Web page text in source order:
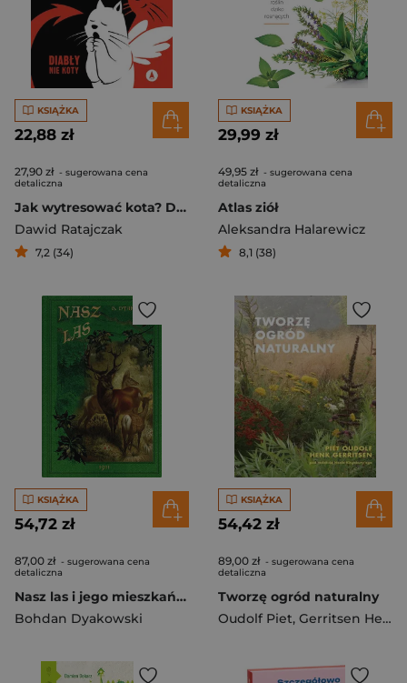
KSIĄŻKA
22,88 zł
27,90 zł - sugerowana cena
detaliczna
Jak wytresować kota? Diabły nie koty
Dawid Ratajczak
7,2 (34)
KSIĄŻKA
29,99 zł
49,95 zł - sugerowana cena
detaliczna
Atlas ziół
Aleksandra Halarewicz
8,1 (38)
KSIĄŻKA
54,72 zł
87,00 zł - sugerowana cena
detaliczna
Nasz las i jego mieszkańcy
Bohdan Dyakowski
KSIĄŻKA
54,42 zł
89,00 zł - sugerowana cena
detaliczna
Tworzę ogród naturalny
Oudolf Piet, Gerritsen Henk